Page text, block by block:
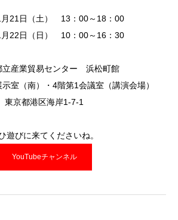
月21日（土） 13：00～18：00
月22日（日） 10：00～16：30
立産業貿易センター 浜松町館
室（南）・4階第1会議室（講演会場）
東京都港区海岸1-7-1
遊びに来てくださいね。
YouTubeチャンネル